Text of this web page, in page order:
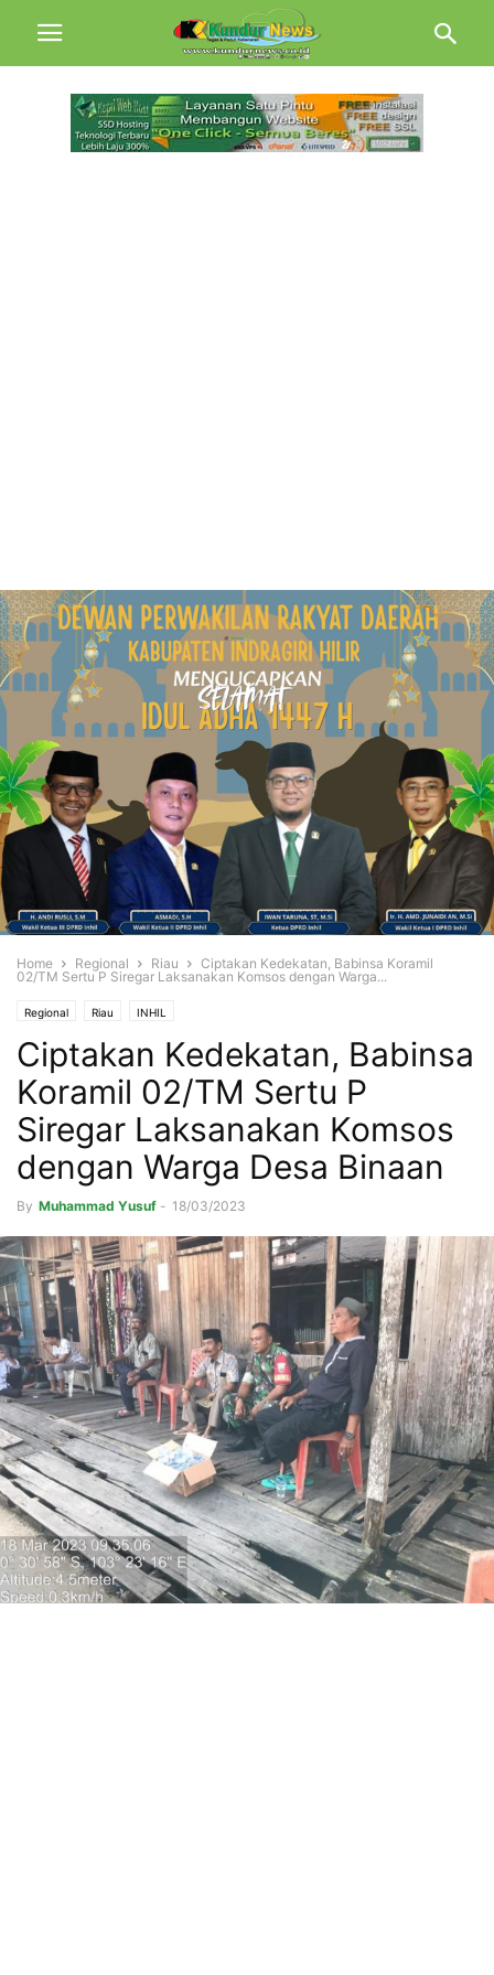
Home Regional Riau
Ciptakan Kedekatan, Babinsa Koramil
02/TM Sertu P Siregar Laksanakan Komsos dengan Warga...
Regional Riau INHIL
Ciptakan Kedekatan, Babinsa
Koramil 02/TM Sertu P
Siregar Laksanakan Komsos
dengan Warga Desa Binaan
By Muhammad Yusuf - 18/03/2023